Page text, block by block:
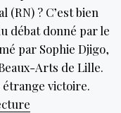
(RN) ? C’est bien
débat donné par le
par Sophie Djigo,
Arts de Lille.
victoire.